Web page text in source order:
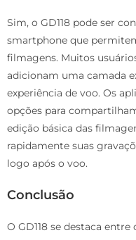
Sim, o GD118 pode ser
smartphone que
filmagens. Muitos
adicionam uma camada
experiência de voo. Os
opções para
edição básica das
rapidamente suas
logo após o voo.
Conclusão
O GD118 se destaca